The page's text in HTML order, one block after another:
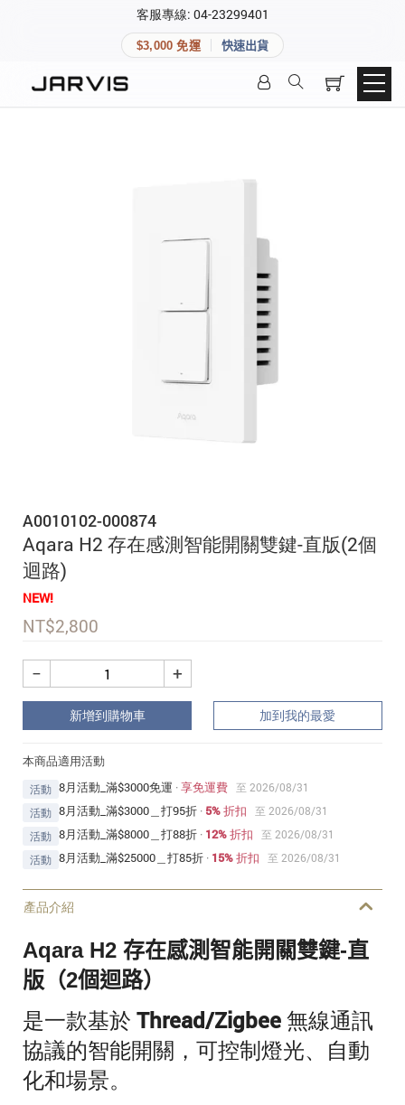
客服專線: 04-23299401
$3,000 免運 快速出貨
A0010102-000874
Aqara H2 存在感測智能開關雙鍵-直版(2個
迴路)
NEW!
NT$2,800
+
−
新增到購物車 加到我的最愛
本商品適用活動
活動 8月活動_滿$3000免運 ·享免運費
至 2026/08/31
活動 8月活動_滿$3000＿打95折 · 5% 折扣
至 2026/08/31
活動 8月活動_滿$8000＿打88折 · 12% 折扣
至 2026/08/31
活動 8月活動_滿$25000＿打85折 · 15% 折扣 至 2026/08/31
產品介紹
Aqara H2 存在感測智能開關雙鍵-直
版（2個迴路）
是一款基於 Thread/Zigbee 無線通訊
協議的智能開關，可控制燈光、自動
化和場景。
快速連結
登入後可查看訂單、會員資料與收藏清單。
建立新帳號
加入 JARVIS VIP